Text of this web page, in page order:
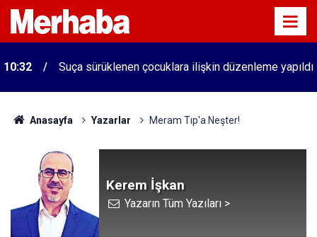
10:32 Suça sürüklenen çocuklara ilişkin düzenleme yapıldı
Anasayfa Yazarlar Meram Tıp'a Neşter!
Kerem İşkan
Yazarın Tüm Yazıları >